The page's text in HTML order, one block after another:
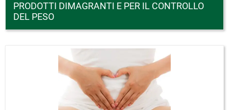
PRODOTTI DIMAGRANTI E PER IL CONTROLLO
DEL PESO